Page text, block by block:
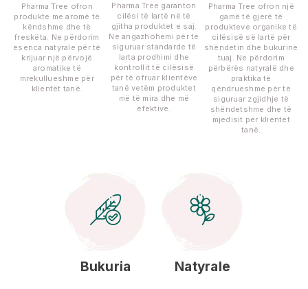
Pharma Tree ofron
produkte me aromë të
këndshme dhe të
freskëta. Ne përdorim
esenca natyrale për të
krijuar një përvojë
aromatike të
mrekullueshme për
klientët tanë.
Pharma Tree garanton
cilësi të lartë në të
gjitha produktet e saj.
Ne angazhohemi për të
siguruar standarde të
larta prodhimi dhe
kontrollit të cilësisë
për të ofruar klientëve
tanë vetëm produktet
më të mira dhe më
efektive.
Pharma Tree ofron një
gamë të gjerë të
produkteve organike të
cilësisë së lartë për
shëndetin dhe bukurinë
tuaj. Ne përdorim
përbërës natyralë dhe
praktika të
qëndrueshme për të
siguruar zgjidhje të
shëndetshme dhe të
mjedisit për klientët
tanë.
Bukuria Natyrale